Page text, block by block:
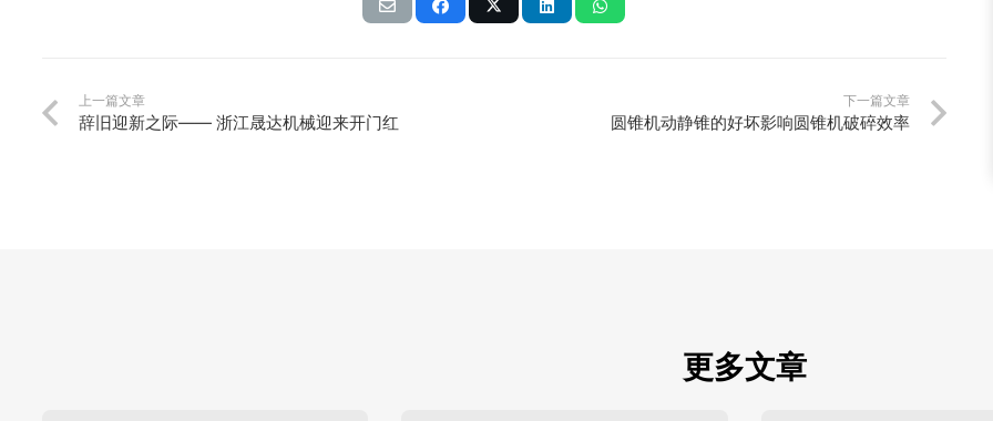
上一篇文章
辞旧迎新之际—— 浙江晟达机械迎来开门红
下一篇文章
圆锥机动静锥的好坏影响圆锥机破碎效率
更多文章